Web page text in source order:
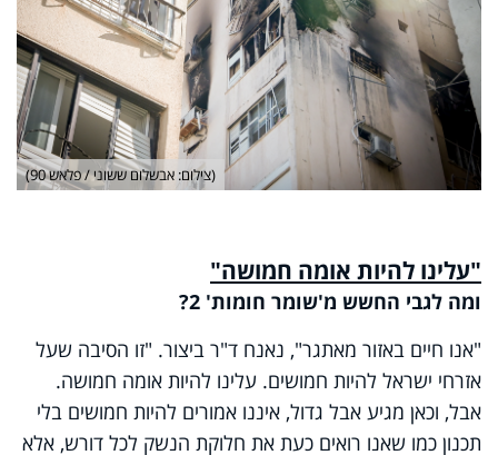
(צילום: אבשלום ששוני / פלאש 90)
"עלינו להיות אומה חמושה"
ומה לגבי החשש מ'שומר חומות' 2?
"אנו חיים באזור מאתגר", נאנח ד"ר ביצור. "זו הסיבה שעל
אזרחי ישראל להיות חמושים. עלינו להיות אומה חמושה.
אבל, וכאן מגיע אבל גדול, איננו אמורים להיות חמושים בלי
תכנון כמו שאנו רואים כעת את חלוקת הנשק לכל דורש, אלא